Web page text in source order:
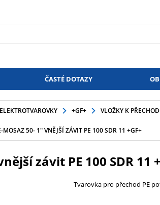
ČASTÉ DOTAZY
ELEKTROTVAROVKY +GF+ VLOŽKY K
MOSAZ 50- 1" VNĚJŠÍ ZÁVIT PE 100 SDR 11 +GF+
závit PE 100 SDR 11
Tvarovka pro přechod PE